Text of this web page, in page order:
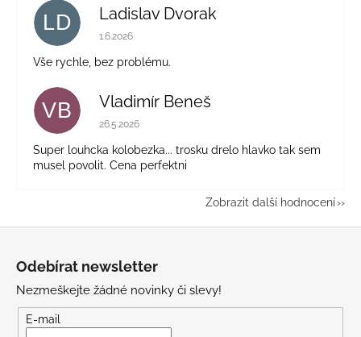
LD Ladislav Dvorak
Hodnocení obchodu je 5 z 5 hvězdiček.
1.6.2026
Vše rychle, bez problému.
VB Vladimír Beneš
Hodnocení obchodu je 5 z 5 hvězdiček.
26.5.2026
Super louhcka kolobezka... trosku drelo hlavko tak sem
musel povolit. Cena perfektni
Zobrazit další hodnocení
Odebírat newsletter
Nezmeškejte žádné novinky či slevy!
E-mail